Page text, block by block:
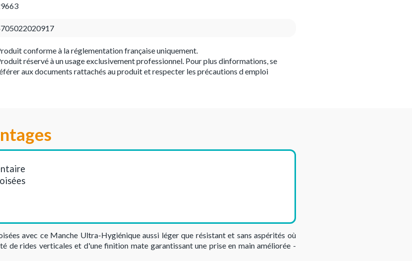
conforme à la réglementation française uniquement.
réservé à un usage exclusivement professionnel. Pour plus dinformations, se
aux documents rattachés au produit et respecter les précautions d emploi
avec ce Manche Ultra-Hygiénique aussi léger que résistant et sans aspérités où
de rides verticales et d'une finition mate garantissant une prise en main améliorée -